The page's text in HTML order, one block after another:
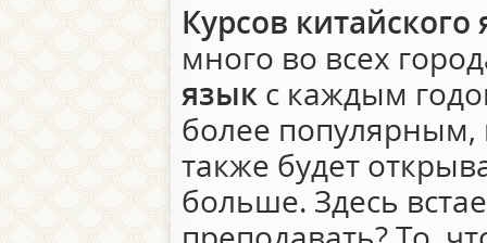
Курсов китайского
много во всех
языкс каждым
более популярным,
также будет
больше. Здесь